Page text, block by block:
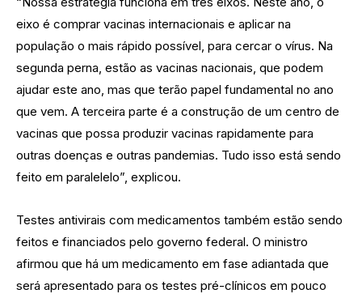
eixo é comprar vacinas internacionais e aplicar na
população o mais rápido possível, para cercar o vírus. Na
segunda perna, estão as vacinas nacionais, que podem
ajudar este ano, mas que terão papel fundamental no ano
que vem. A terceira parte é a construção de um centro de
vacinas que possa produzir vacinas rapidamente para
outras doenças e outras pandemias. Tudo isso está sendo
feito em paralelelo”, explicou.
Testes antivirais com medicamentos também estão sendo
feitos e financiados pelo governo federal. O ministro
afirmou que há um medicamento em fase adiantada que
será apresentado para os testes pré-clínicos em pouco